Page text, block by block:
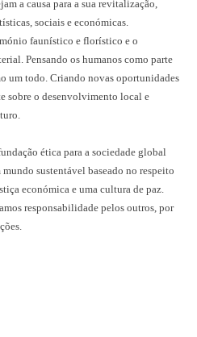
a causa para a sua revitalização,
sociais e económicas.
faunístico e florístico e o
Pensando os humanos como parte
um todo. Criando novas oportunidades
sobre o desenvolvimento local e
ética para a sociedade global
sustentável baseado no respeito
económica e uma cultura de paz.
responsabilidade pelos outros, por